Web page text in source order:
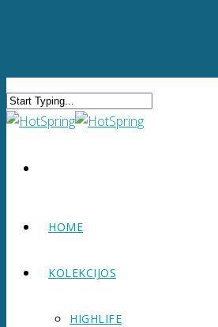
HOME
KOLEKCIJOS
HIGHLIFE